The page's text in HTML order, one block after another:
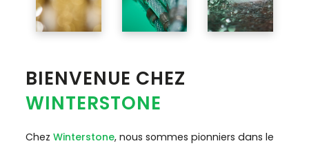
BIENVENUE CHEZ
WINTERSTONE
ChezWinterstone, nous sommes pionniers dans le